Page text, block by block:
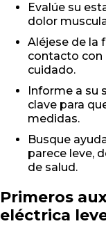
Evalúe su
dolor
Aléjese de la
contacto con
cuidado.
Informe a su
clave para
medidas.
Busque
parece leve,
de salud.
Primeros
eléctrica